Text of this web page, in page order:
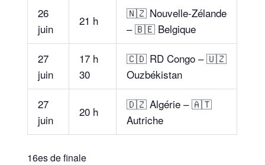
26
juin
21 h
🇳🇿 Nouvelle-Zélande
– 🇧🇪 Belgique
27
juin
17 h
30
🇨🇩 RD Congo – 🇺🇿
Ouzbékistan
27
juin
20 h
🇩🇿 Algérie – 🇦🇹
Autriche
16es de finale